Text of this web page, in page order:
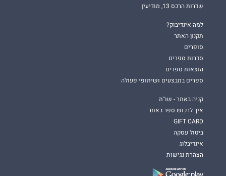
שדרות הרכס 13, מודיעין
למה אינדיבוק?
תקנון האתר
סופרים
סדרות ספרים
הוצאות ספרים
ספרים במבצעים ושיתופי פעולה
קניה באתר - שו"ת
איך לרכוש ספר באתר
GIFT CARD
ביטול עסקה
אינדיבלוג
הצהרת נגישות